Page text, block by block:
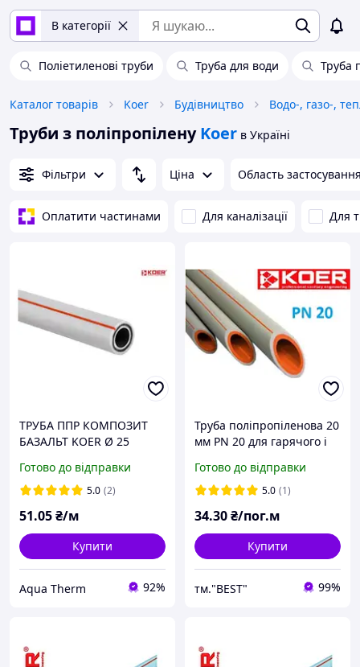
В категорії
Поліетиленові труби Труба для води Труба
Каталог товарів Koer Будівництво Водо-, газо-,
Труби з поліпропілену Koer в Україні
Фільтри Ціна Область
Оплатити частинами Для каналізації Для
ТРУБА ППР КОМПОЗИТ
БАЗАЛЬТ KOER Ø 25
Готово до відправки
5.0 (2)
51.05₴/м
Купити
Aqua Therm 92%
Труба поліпропіленова 20
мм PN 20 для гарячого і
водопостачання.
Готово до відправки
5.0 (1)
34.30₴/пог.м
Купити
тм."BEST" 99%